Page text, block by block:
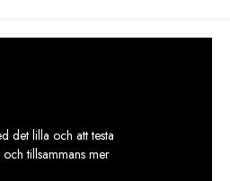
det lilla och att testa
tillsammans mer